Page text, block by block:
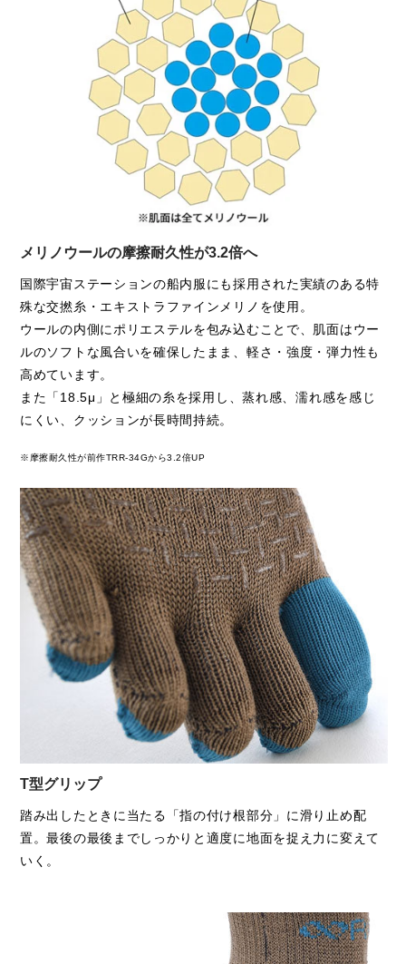
メリノウールの摩擦耐久性が3.2倍へ
国際宇宙ステーションの船内服にも採用された実績のある特
殊な交撚糸・エキストラファインメリノを使用。
ウールの内側にポリエステルを包み込むことで、肌面はウー
ルのソフトな風合いを確保したまま、軽さ・強度・弾力性も
高めています。
また「18.5μ」と極細の糸を採用し、蒸れ感、濡れ感を感じ
にくい、クッションが長時間持続。
※摩擦耐久性が前作TRR-34Gから3.2倍UP
T型グリップ
踏み出したときに当たる「指の付け根部分」に滑り止め配
置。最後の最後までしっかりと適度に地面を捉え力に変えて
いく。